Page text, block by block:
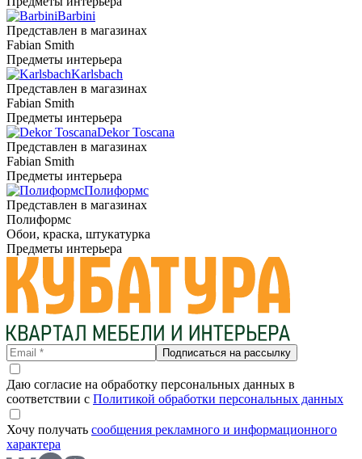
Barbini
Представлен в магазинах
Fabian Smith
Предметы интерьера
Karlsbach
Представлен в магазинах
Fabian Smith
Предметы интерьера
Dekor Toscana
Представлен в магазинах
Fabian Smith
Предметы интерьера
Полиформс
Представлен в магазинах
Полиформс
Обои, краска, штукатурка
Предметы интерьера
Подписаться на рассылку
Даю согласие на обработку персональных данных в
соответствии с Политикой обработки персональных данных
Хочу получать сообщения рекламного и информационного
характера